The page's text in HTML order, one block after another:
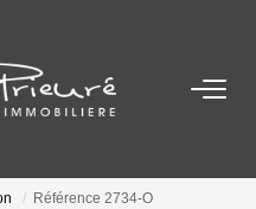
Référence 2734-O